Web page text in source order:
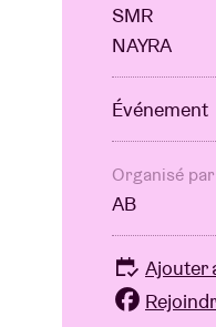
SMR
NAYRA
Événement
Organisé par
AB
Ajouter